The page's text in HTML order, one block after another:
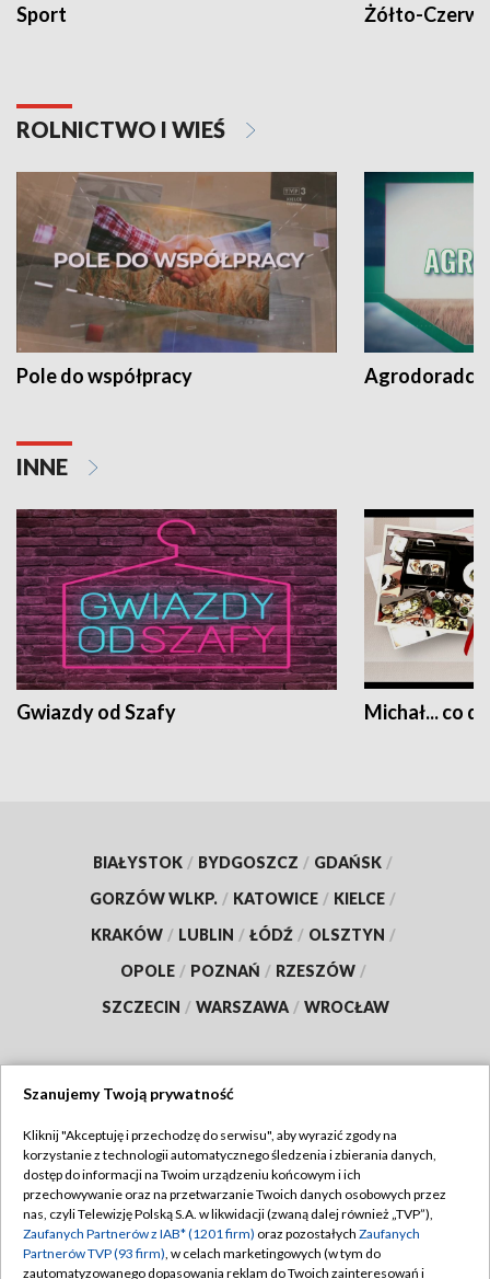
Sport Żółto-
ROLNICTWO I WIEŚ
Pole do współpracy Agrodoradcy
INNE
Gwiazdy od Szafy Michał... co
BIAŁYSTOK / BYDGOSZCZ / GDAŃSK /
GORZÓW WLKP. / KATOWICE / KIELCE /
KRAKÓW / LUBLIN / ŁÓDŹ / OLSZTYN /
OPOLE / POZNAŃ / RZESZÓW /
SZCZECIN / WARSZAWA / WROCŁAW
TVP
Abonament TVP
Emisja w TVP
Centrum informacji TVP
Regulamin TVP
Polityka prywatności
Moje zgody
Szanujemy Twoją prywatność
Kliknij "Akceptuję i przechodzę do serwisu", aby wyrazić zgody na
korzystanie z technologii automatycznego śledzenia i zbierania danych,
dostęp do informacji na Twoim urządzeniu końcowym i ich
przechowywanie oraz na przetwarzanie Twoich danych osobowych przez
nas, czyli Telewizję Polską S.A. w likwidacji (zwaną dalej również „TVP”),
Zaufanych Partnerów z IAB* (1201 firm) oraz pozostałych Zaufanych
Partnerów TVP (93 firm), w celach marketingowych (w tym do
zautomatyzowanego dopasowania reklam do Twoich zainteresowań i